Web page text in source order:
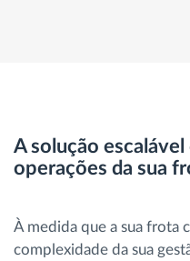
A solução
operações da sua
À medida que a sua frota
complexidade da sua